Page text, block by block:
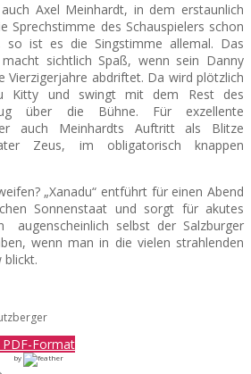
Axel Meinhardt, in dem erstaunlich
Sprechstimme des Schauspielers schon
so ist es die Singstimme allemal. Das
sichtlich Spaß, wenn sein Danny
Vierzigerjahre abdriftet. Da wird plötzlich
Kitty und swingt mit dem Rest des
über die Bühne. Für exzellente
auch Meinhardts Auftritt als Blitze
Zeus, im obligatorisch knappen
„Xanadu“ entführt für einen Abend
Sonnenstaat und sorgt für akutes
augenscheinlich selbst der Salzburger
wenn man in die vielen strahlenden
blickt.
Format
by